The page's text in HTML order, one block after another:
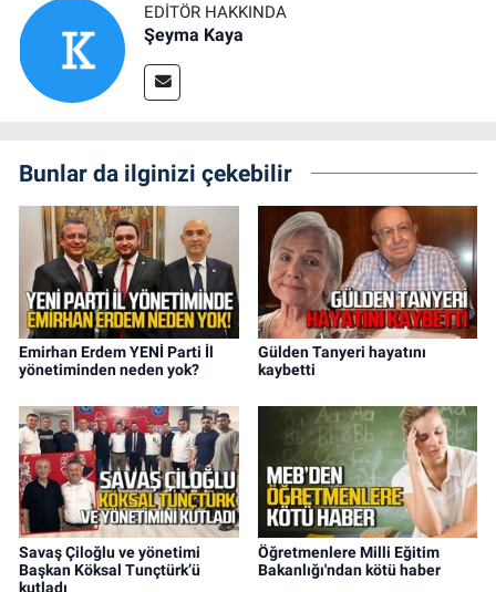
EDITÖR HAKKINDA
Şeyma Kaya
Bunlar da ilginizi çekebilir
Emirhan Erdem YENİ Parti İl
yönetiminden neden yok?
Gülden Tanyeri hayatını
kaybetti
Savaş Çiloğlu ve yönetimi
Başkan Köksal Tunçtürk’ü
kutladı
Öğretmenlere Milli Eğitim
Bakanlığı'ndan kötü haber